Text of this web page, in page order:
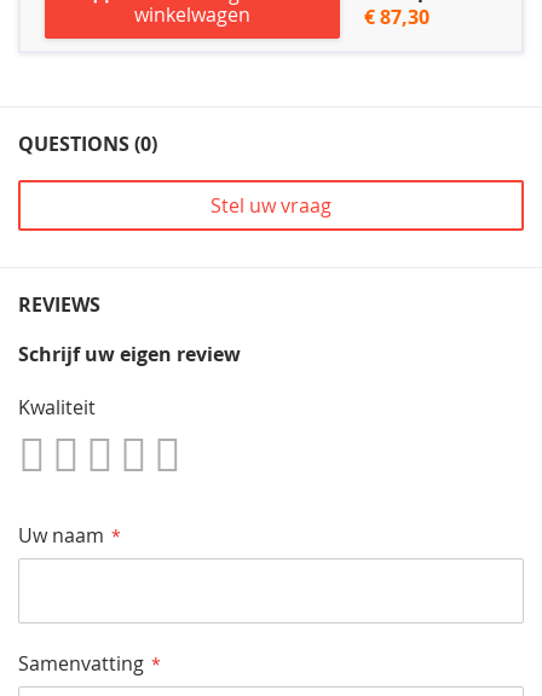
winkelwagen
€ 87,30
QUESTIONS (0)
Stel uw vraag
REVIEWS
Schrijf uw eigen review
Kwaliteit
1
Star
2
Sterren
3
Sterren
4
Sterren
Uw naam
Samenvatting